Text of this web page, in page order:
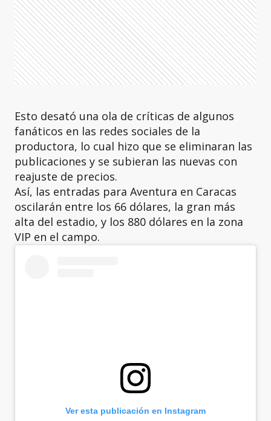
Esto desató una ola de críticas de algunos
fanáticos en las redes sociales de la
productora, lo cual hizo que se eliminaran las
publicaciones y se subieran las nuevas con
reajuste de precios.
Así, las entradas para Aventura en Caracas
oscilarán entre los 66 dólares, la gran más
alta del estadio, y los 880 dólares en la zona
VIP en el campo.
Ver esta publicación en Instagram